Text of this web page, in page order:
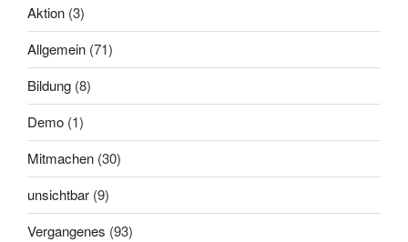
Aktion (3)
Allgemein (71)
Bildung (8)
Demo (1)
Mitmachen (30)
unsichtbar (9)
Vergangenes (93)